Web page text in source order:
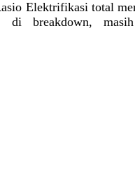
Elektrifikasi total
breakdown,